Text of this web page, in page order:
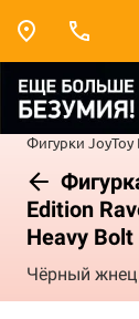
Фигурки JoyToy
Edition
Heavy
Чёрный жнец